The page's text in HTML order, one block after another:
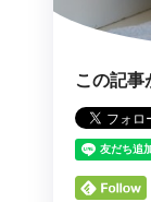
この記事